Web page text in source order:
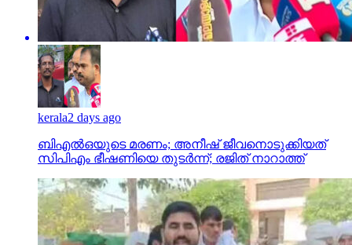
kerala2 days ago
ബിഎല്‍ഒയുടെ മരണം; അനീഷ് ജീവനൊടുക്കിയത്
സിപിഎം ഭീഷണിയെ തുടര്‍ന്ന്; രജിത് നാറാത്ത്